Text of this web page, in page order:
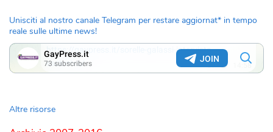
Unisciti al nostro canale Telegram per restare aggiornat* in tempo
reale sulle ultime news!
Altre risorse